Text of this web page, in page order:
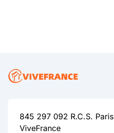
845 297 092 R.C.S. Paris
ViveFrance